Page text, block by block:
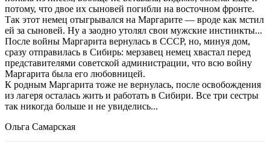
потому, что двое их сыновей погибли на восточном фронте.
Так этот немец отыгрывался на Маргарите — вроде как мстил
ей за сыновей. Ну а заодно утолял свои мужские инстинкты...
После войны Маргарита вернулась в СССР, но, минуя дом,
сразу отправилась в Сибирь: мерзавец немец хвастал перед
представителями советской администрации, что всю войну
Маргарита была его любовницей.
К родным Маргарита тоже не вернулась, после освобождения
из лагеря осталась жить и работать в Сибири. Все три сестры
так никогда больше и не увиделись...
Ольга Самарская